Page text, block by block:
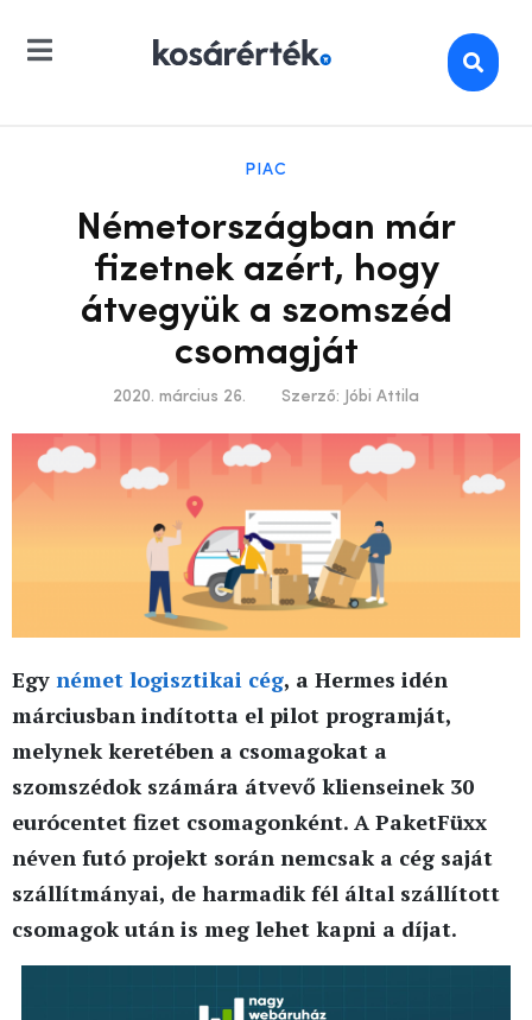
PIAC
Németországban már
fizetnek azért, hogy
átvegyük a szomszéd
csomagját
2020. március 26. Szerző: Jóbi Attila
Egy német logisztikai cég, a Hermes idén
márciusban indította el pilot programját,
melynek keretében a csomagokat a
szomszédok számára átvevő klienseinek 30
eurócentet fizet csomagonként. A PaketFüxx
néven futó projekt során nemcsak a cég saját
szállítmányai, de harmadik fél által szállított
csomagok után is meg lehet kapni a díjat.